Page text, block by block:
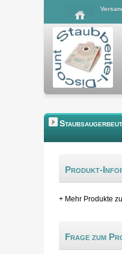
Produkt-
+ Mehr Produkte
Frage zum